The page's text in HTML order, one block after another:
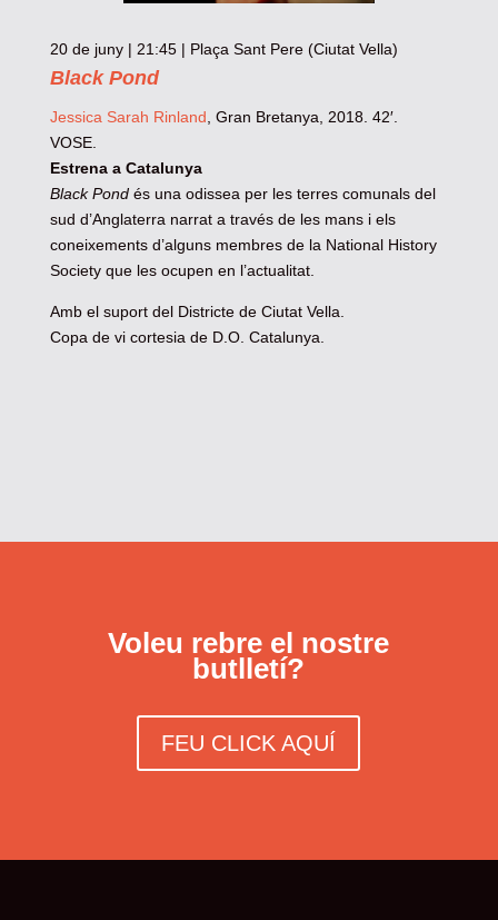
20 de juny | 21:45 | Plaça Sant Pere (Ciutat Vella)
Black Pond
Jessica Sarah Rinland , Gran Bretanya, 2018. 42′.
VOSE.
Estrena a Catalunya
Black Pondés una odissea per les terres comunals del
sud d’Anglaterra narrat a través de les mans i els
coneixements d’alguns membres de la National History
Society que les ocupen en l’actualitat.
Amb el suport del Districte de Ciutat Vella.
Copa de vi cortesia de D.O. Catalunya.
Voleu rebre el nostre
butlletí?
FEU CLICK AQUÍ